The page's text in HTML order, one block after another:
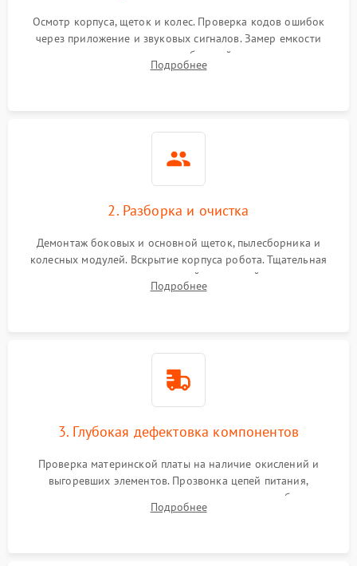
Осмотр корпуса, щеток и колес. Проверка кодов ошибок
через приложение и звуковых сигналов. Замер емкости
аккумулятора и тестирование базовой станции зарядки.
Оценка работы лидара, бампера и датчиков падения для
Подробнее
2. Разборка и очистка
Демонтаж боковых и основной щеток, пылесборника и
колесных модулей. Вскрытие корпуса робота. Тщательная
очистка внутренних полостей, шестерней и плат от
скопившейся пыли, волос и шерсти животных с
Подробнее
3. Глубокая дефектовка компонентов
Проверка материнской платы на наличие окислений и
выгоревших элементов. Прозвонка цепей питания,
тестирование приводных моторов колес и турбины
всасывания. Оценка состояния оптических и инфракрасных
Подробнее